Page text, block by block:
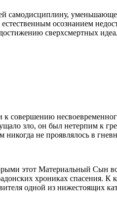
самодисциплину,
осознанием
сверхсмертных
к совершению
зло, он был нетерпим к
не проявлялось в
этот Материальный Сын
хрониках спасения.
одной из нижестоящих